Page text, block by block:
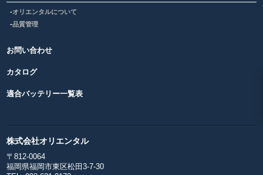
オリエンタルについて
品質管理
お問い合わせ
カタログ
適合バッテリー一覧表
株式会社オリエンタル
〒812-0064
福岡県福岡市東区松田3-7-30